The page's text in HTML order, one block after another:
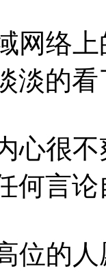
网络上
淡的
心很不
何言
位的人